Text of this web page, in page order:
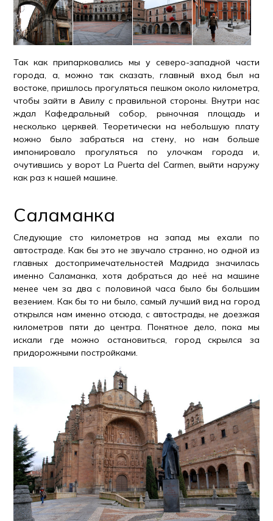
Так как припарковались мы у северо-западной части
города, а, можно так сказать, главный вход был на
востоке, пришлось прогуляться пешком около километра,
чтобы зайти в Авилу с правильной стороны. Внутри нас
ждал Кафедральный собор, рыночная площадь и
несколько церквей. Теоретически на небольшую плату
можно было забраться на стену, но нам больше
импонировало прогуляться по улочкам города и,
очутившись у ворот La Puerta del Carmen, выйти наружу
как раз к нашей машине.
Саламанка
Следующие сто километров на запад мы ехали по
автостраде. Как бы это не звучало странно, но одной из
главных достопримечательностей Мадрида значилась
именно Саламанка, хотя добраться до неё на машине
менее чем за два с половиной часа было бы большим
везением. Как бы то ни было, самый лучший вид на город
открылся нам именно отсюда, с автострады, не доезжая
километров пяти до центра. Понятное дело, пока мы
искали где можно остановиться, город скрылся за
придорожными постройками.